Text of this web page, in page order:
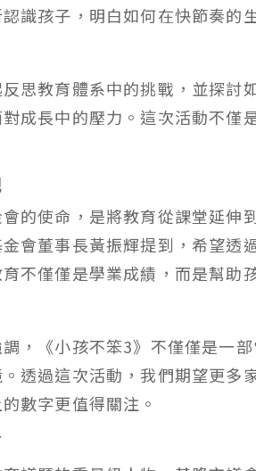
識孩子，明白如何在快節奏的
思教育體系中的挑戰，並探討
成長中的壓力。這次活動不僅
的使命，是將教育從課堂延伸
會董事長黃振輝提到，希望透
不僅僅是學業成績，而是幫助
，《小孩不笨3》不僅僅是一
透過這次活動，我們期望更多
數字更值得關注。